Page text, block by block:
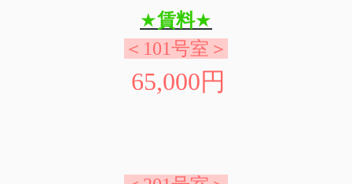
★賃料★
＜101号室＞
65,000円